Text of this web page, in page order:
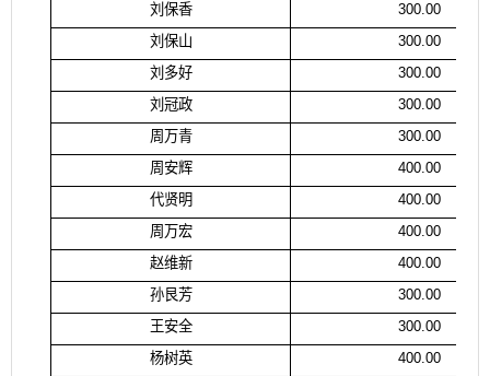
刘保香
300.00
刘保山
300.00
刘多好
300.00
刘冠政
300.00
周万青
300.00
周安辉
400.00
代贤明
400.00
周万宏
400.00
赵维新
400.00
孙艮芳
300.00
王安全
300.00
杨树英
400.00